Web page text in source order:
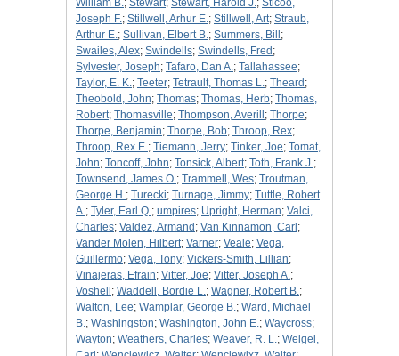
William B.; Stewart; Stewart, Harold J.; Sticoo,
Joseph F.; Stillwell, Arhur E.; Stillwell, Art; Straub,
Arthur E.; Sullivan, Elbert B.; Summers, Bill ;
Swailes, Alex; Swindells; Swindells, Fred ;
Sylvester, Joseph; Tafaro, Dan A.; Tallahassee;
Taylor, E. K.; Teeter; Tetrault, Thomas L.; Theard ;
Theobold, John; Thomas; Thomas, Herb; Thomas,
Robert; Thomasville; Thompson, Averill ; Thorpe;
Thorpe, Benjamin; Thorpe, Bob; Throop, Rex;
Throop, Rex E.; Tiemann, Jerry; Tinker, Joe; Tomat,
John; Toncoff, John; Tonsick, Albert; Toth, Frank J.;
Townsend, James O.; Trammell, Wes; Troutman,
George H.; Turecki; Turnage, Jimmy; Tuttle, Robert
A.; Tyler, Earl Q.; umpires; Upright, Herman; Valci,
Charles; Valdez, Armand ; Van Kinnamon, Carl ;
Vander Molen, Hilbert; Varner; Veale; Vega,
Guillermo; Vega, Tony; Vickers-Smith, Lillian;
Vinajeras, Efrain; Vitter, Joe; Vitter, Joseph A.;
Voshell ; Waddell, Bordie L.; Wagner, Robert B.;
Walton, Lee; Wamplar, George B.; Ward, Michael
B.; Washingston; Washington, John E.; Waycross;
Wayton; Weathers, Charles; Weaver, R. L.; Weigel,